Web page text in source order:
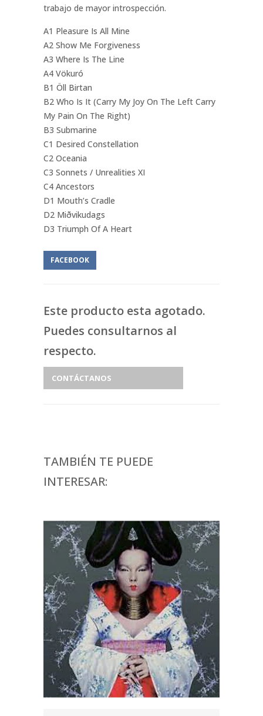
trabajo de mayor introspección.
A1 Pleasure Is All Mine
A2 Show Me Forgiveness
A3 Where Is The Line
A4 Vökuró
B1 Öll Birtan
B2 Who Is It (Carry My Joy On The Left Carry
My Pain On The Right)
B3 Submarine
C1 Desired Constellation
C2 Oceania
C3 Sonnets / Unrealities XI
C4 Ancestors
D1 Mouth’s Cradle
D2 Miðvikudags
D3 Triumph Of A Heart
FACEBOOK
Este producto esta agotado.
Puedes consultarnos al
respecto.
CONTÁCTANOS
TAMBIÉN TE PUEDE
INTERESAR: